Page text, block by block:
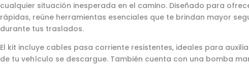
cualquier situación inesperada en el camino. Diseñado para
rápidas, reúne herramientas esenciales que te brindan mayor
durante tus traslados.
El kit incluye cables pasa corriente resistentes, ideales para
de tu vehículo se descargue. También cuenta con una bomba